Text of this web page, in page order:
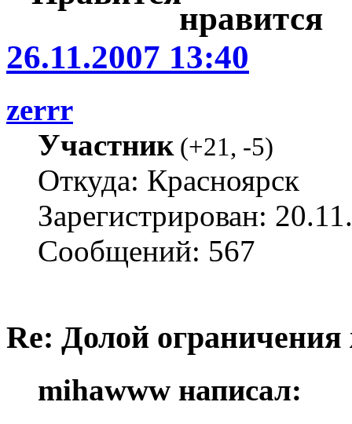
26.11.2007 13:40
zerrr
Участник(+21, -5)
Откуда: Красноярск
Зарегистрирован:
Сообщений: 567
Re: Долой
mihawww написал: